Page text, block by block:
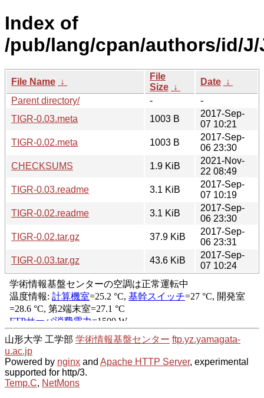
Index of
/pub/lang/cpan/authors/id/J/
File Name ↓
File
Size ↓
Date ↓
Parent directory/
-
-
TIGR-0.03.meta
1003 B
2017-Sep-
07 10:21
TIGR-0.02.meta
1003 B
2017-Sep-
06 23:30
CHECKSUMS
1.9 KiB
2021-Nov-
22 08:49
TIGR-0.03.readme
3.1 KiB
2017-Sep-
07 10:19
TIGR-0.02.readme
3.1 KiB
2017-Sep-
06 23:30
TIGR-0.02.tar.gz
37.9 KiB
2017-Sep-
06 23:31
TIGR-0.03.tar.gz
43.6 KiB
2017-Sep-
07 10:24
山形大学 工学部 学術情報基盤センター ftp.yz.yamagata-
u.ac.jp
Powered by nginx and Apache HTTP Server, experimental
supported for http/3.
Temp.C, NetMons